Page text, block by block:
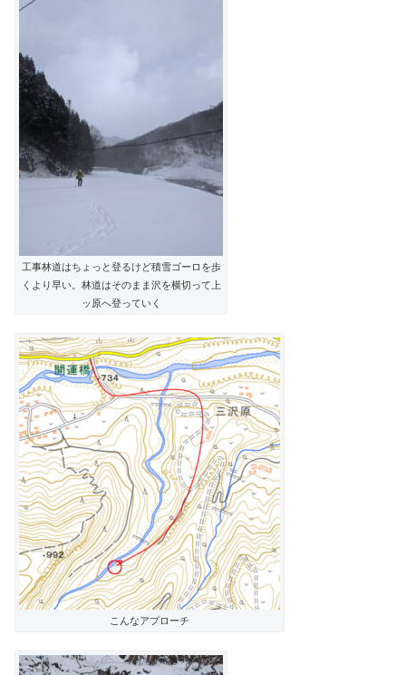
工事林道はちょっと登るけど積雪ゴーロを歩
くより早い。林道はそのまま沢を横切って上
ッ原へ登っていく
こんなアプローチ